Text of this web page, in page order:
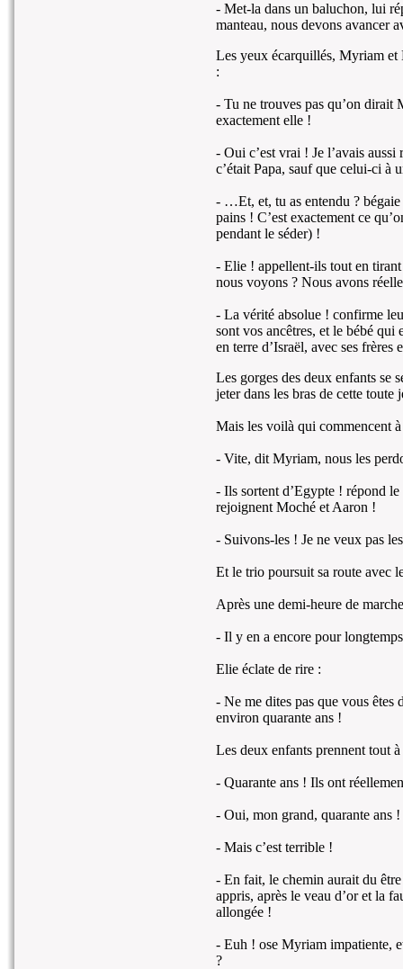
- Met-la dans un baluchon, lui
manteau, nous devons avancer
Les yeux écarquillés, Myriam et
:
- Tu ne trouves pas qu’on dirait
exactement elle !
- Oui c’est vrai ! Je l’avais
c’était Papa, sauf que celui-ci à
- …Et, et, tu as entendu ?
pains ! C’est exactement ce
pendant le séder) !
- Elie ! appellent-ils tout en
nous voyons ? Nous avons
- La vérité absolue ! confirme
sont vos ancêtres, et le bébé qui
en terre d’Israël, avec ses
Les gorges des deux enfants se
jeter dans les bras de cette
Mais les voilà qui commencent à
- Vite, dit Myriam, nous les
- Ils sortent d’Egypte ! répond
rejoignent Moché et Aaron !
- Suivons-les ! Je ne veux pas
Et le trio poursuit sa route avec
Après une demi-heure de
- Il y en a encore pour
Elie éclate de rire :
- Ne me dites pas que vous êtes
environ quarante ans !
Les deux enfants prennent tout
- Quarante ans ! Ils ont
- Oui, mon grand, quarante ans !
- Mais c’est terrible !
- En fait, le chemin aurait du
appris, après le veau d’or et la
allongée !
- Euh ! ose Myriam impatiente,
?